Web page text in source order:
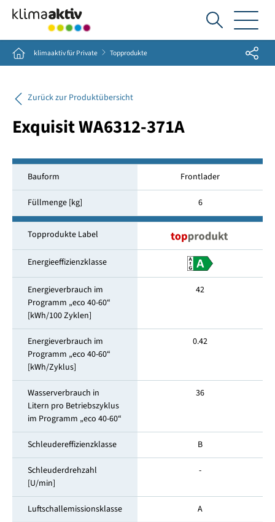
Ich
suche...
Home klimaaktiv für Private Topprodukte Share
Zurück zur Produktübersicht
Exquisit WA6312-371A
Bauform Frontlader
Füllmenge [kg] 6
Topprodukte Label
Energieeffizienzklasse
Energieverbrauch im
Programm „eco 40-60“
[kWh/100 Zyklen]
42
Energieverbrauch im
Programm „eco 40-60“
[kWh/Zyklus]
0.42
Wasserverbrauch in
Litern pro Betriebszyklus
im Programm „eco 40-60“
36
Schleudereffizienzklasse B
Schleuderdrehzahl
[U/min]
-
Luftschallemissionsklasse A